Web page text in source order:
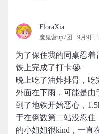
FloraXia
魔鬼营up7团 9月9日
为了保住我的同桌忍着
铁上完成了打卡😭
晚上吃了油炸排骨，吃
外面在下雨，可能是由
到了地铁开始恶心，
于在倒数第二站没忍
的小姐姐很kind，一直